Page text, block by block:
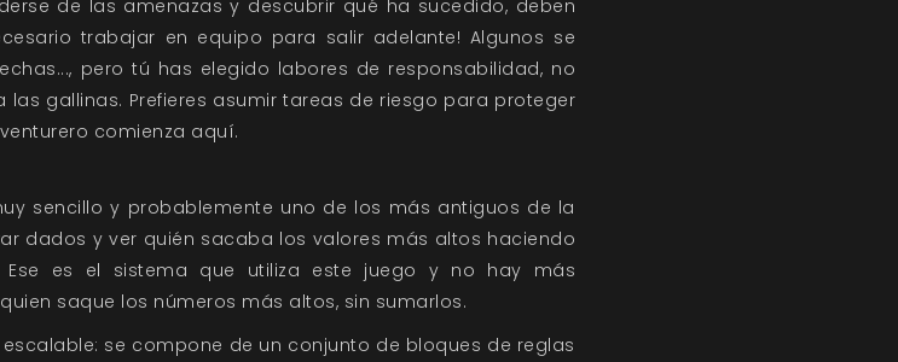
de las amenazas y descubrir qué ha sucedido, deben
trabajar en equipo para salir adelante! Algunos se
pero tú has elegido labores de responsabilidad, no
gallinas. Prefieres asumir tareas de riesgo para proteger
comienza aquí.
sencillo y probablemente uno de los más antiguos de la
dados y ver quién sacaba los valores más altos haciendo
Ese es el sistema que utiliza este juego y no hay más
saque los números más altos, sin sumarlos.
se compone de un conjunto de bloques de reglas